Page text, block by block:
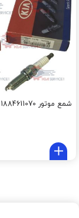
شمع موتور 1884611070